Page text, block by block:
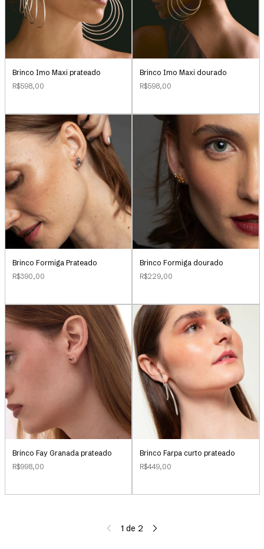
Brinco Imo Maxi prateado
R$598,00
Brinco Imo Maxi dourado
R$598,00
Brinco Formiga Prateado
R$390,00
Brinco Formiga dourado
R$229,00
Brinco Fay Granada prateado
R$998,00
Brinco Farpa curto prateado
R$449,00
1 de 2